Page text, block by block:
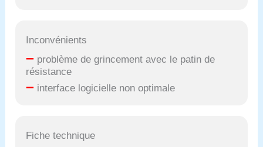
Inconvénients
– problème de grincement avec le patin de
résistance
– interface logicielle non optimale
Fiche technique